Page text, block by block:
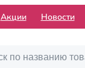
Акции Новости